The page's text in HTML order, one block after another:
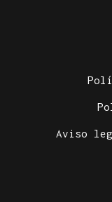
Aviso